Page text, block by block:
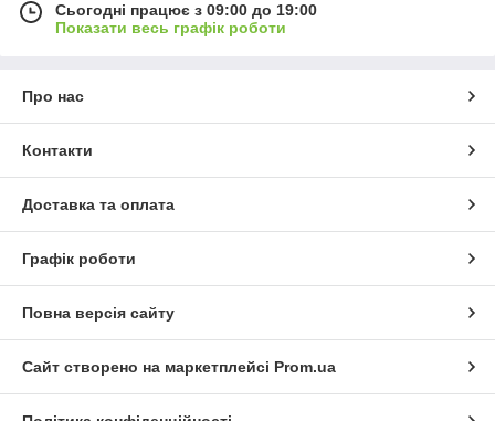
Сьогодні працює з 09:00 до 19:00
Показати весь графік роботи
Про нас
Контакти
Доставка та оплата
Графік роботи
Повна версія сайту
Сайт створено на маркетплейсі Prom.ua